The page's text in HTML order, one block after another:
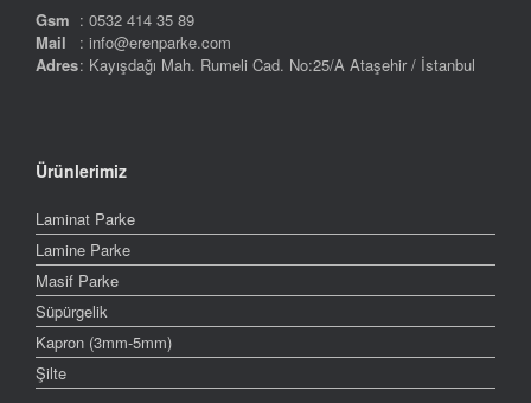
Gsm : 0532 414 35 89
Mail
: info@erenparke.com
Adres: Kayışdağı Mah. Rumeli Cad. No:25/A Ataşehir / İstanbul
Ürünlerimiz
Laminat Parke
Lamine Parke
Masif Parke
Süpürgelik
Kapron (3mm-5mm)
Şilte